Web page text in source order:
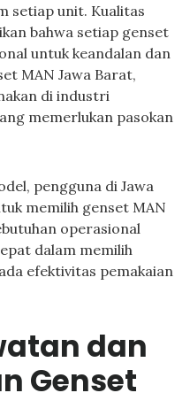
setiap unit. Kualitas
bahwa setiap genset
untuk keandalan dan
MAN Jawa Barat,
di industri
memerlukan pasokan
pengguna di Jawa
memilih genset MAN
operasional
dalam memilih
efektivitas pemakaian
dan
Genset